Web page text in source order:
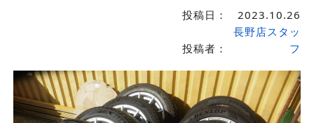
投稿日： 2023.10.26
投稿者：
長野店スタッ
フ